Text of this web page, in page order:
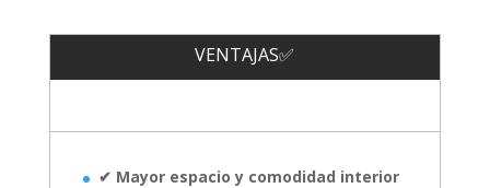
VENTAJAS✅
✔ Mayor espacio y comodidad interior